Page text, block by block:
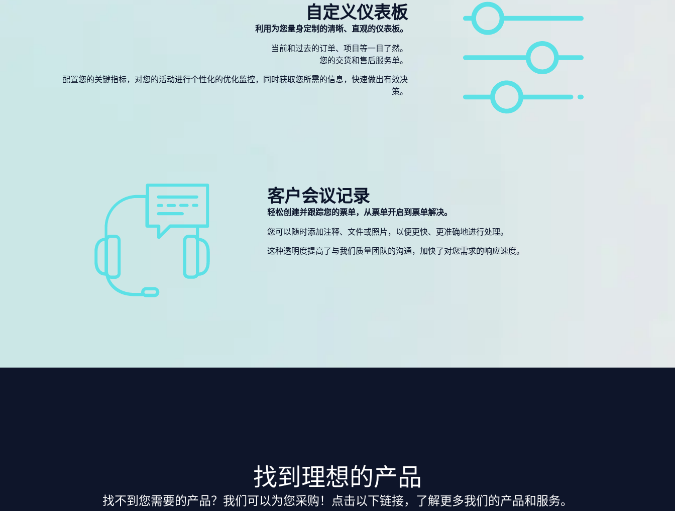
自定义仪表板
利用为您量身定制的清晰、直观的仪表板。
当前和过去的订单、项目等一目了然。
您的交货和售后服务单。
配置您的关键指标，对您的活动进行个性化的优化监控，同时获取您所需的信息，快速做出有效决
策。
客户会议记录
轻松创建并跟踪您的票单，从票单开启到票单解决。
您可以随时添加注释、文件或照片，以便更快、更准确地进行处理。
这种透明度提高了与我们质量团队的沟通，加快了对您需求的响应速度。
找到理想的产品
找不到您需要的产品？我们可以为您采购！点击以下链接，了解更多我们的产品和服务。